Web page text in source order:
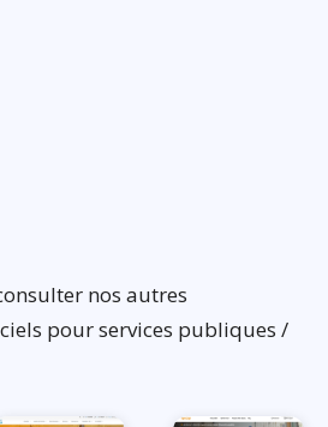
nos autres
pour services publiques /